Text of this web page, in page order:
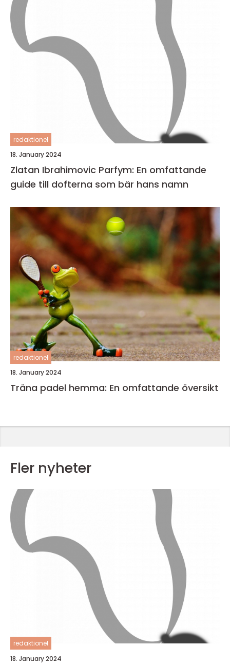
redaktionel
18. January 2024
Zlatan Ibrahimovic Parfym: En omfattande
guide till dofterna som bär hans namn
redaktionel
18. January 2024
Träna padel hemma: En omfattande översikt
Fler nyheter
redaktionel
18. January 2024